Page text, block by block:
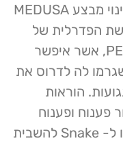
הנטרול תוכנן כחלק מפרויקט לכינוי מבצע MEDUSA
הפדרלית של
ארה"ב (FBI) בשם הקוד PERSEUS, אשר איפשר
לה לדרוס את
הוראות
ופענוח
תקשורת הרשת של הנוזקה, גרמו ל- Snake להשבית